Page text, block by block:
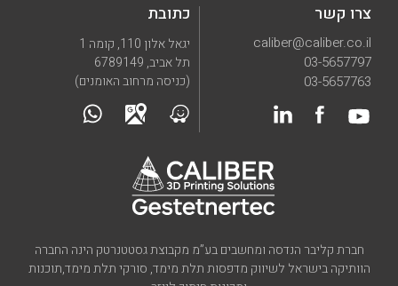
חברת קליבר הנדסה ומחשבים בע”מ מקבוצת גסטטנרטק הינה החברה
הוותיקה בישראל לשיווק מדפסות תלת מימד, סורקי תלת מימד,תוכנות
כתובת
יגאל אלון 110, קומה 1
תל אביב, 6789149
(כניסה מרחוב האומנים)
צרו קשר
caliber@caliber.co.il
03-5657797
03-5657763